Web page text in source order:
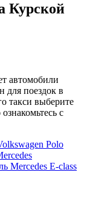
Курской
автомобили
для поездок в
такси выберите
с